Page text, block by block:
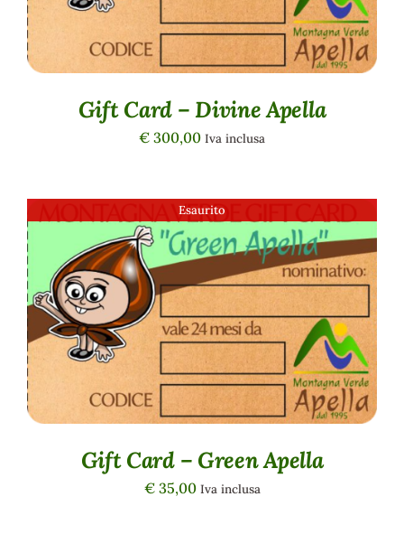
Gift Card – Divine Apella
€ 300,00 Iva inclusa
Esaurito
DETTAGLI
Gift Card – Green Apella
€35,00 Iva inclusa